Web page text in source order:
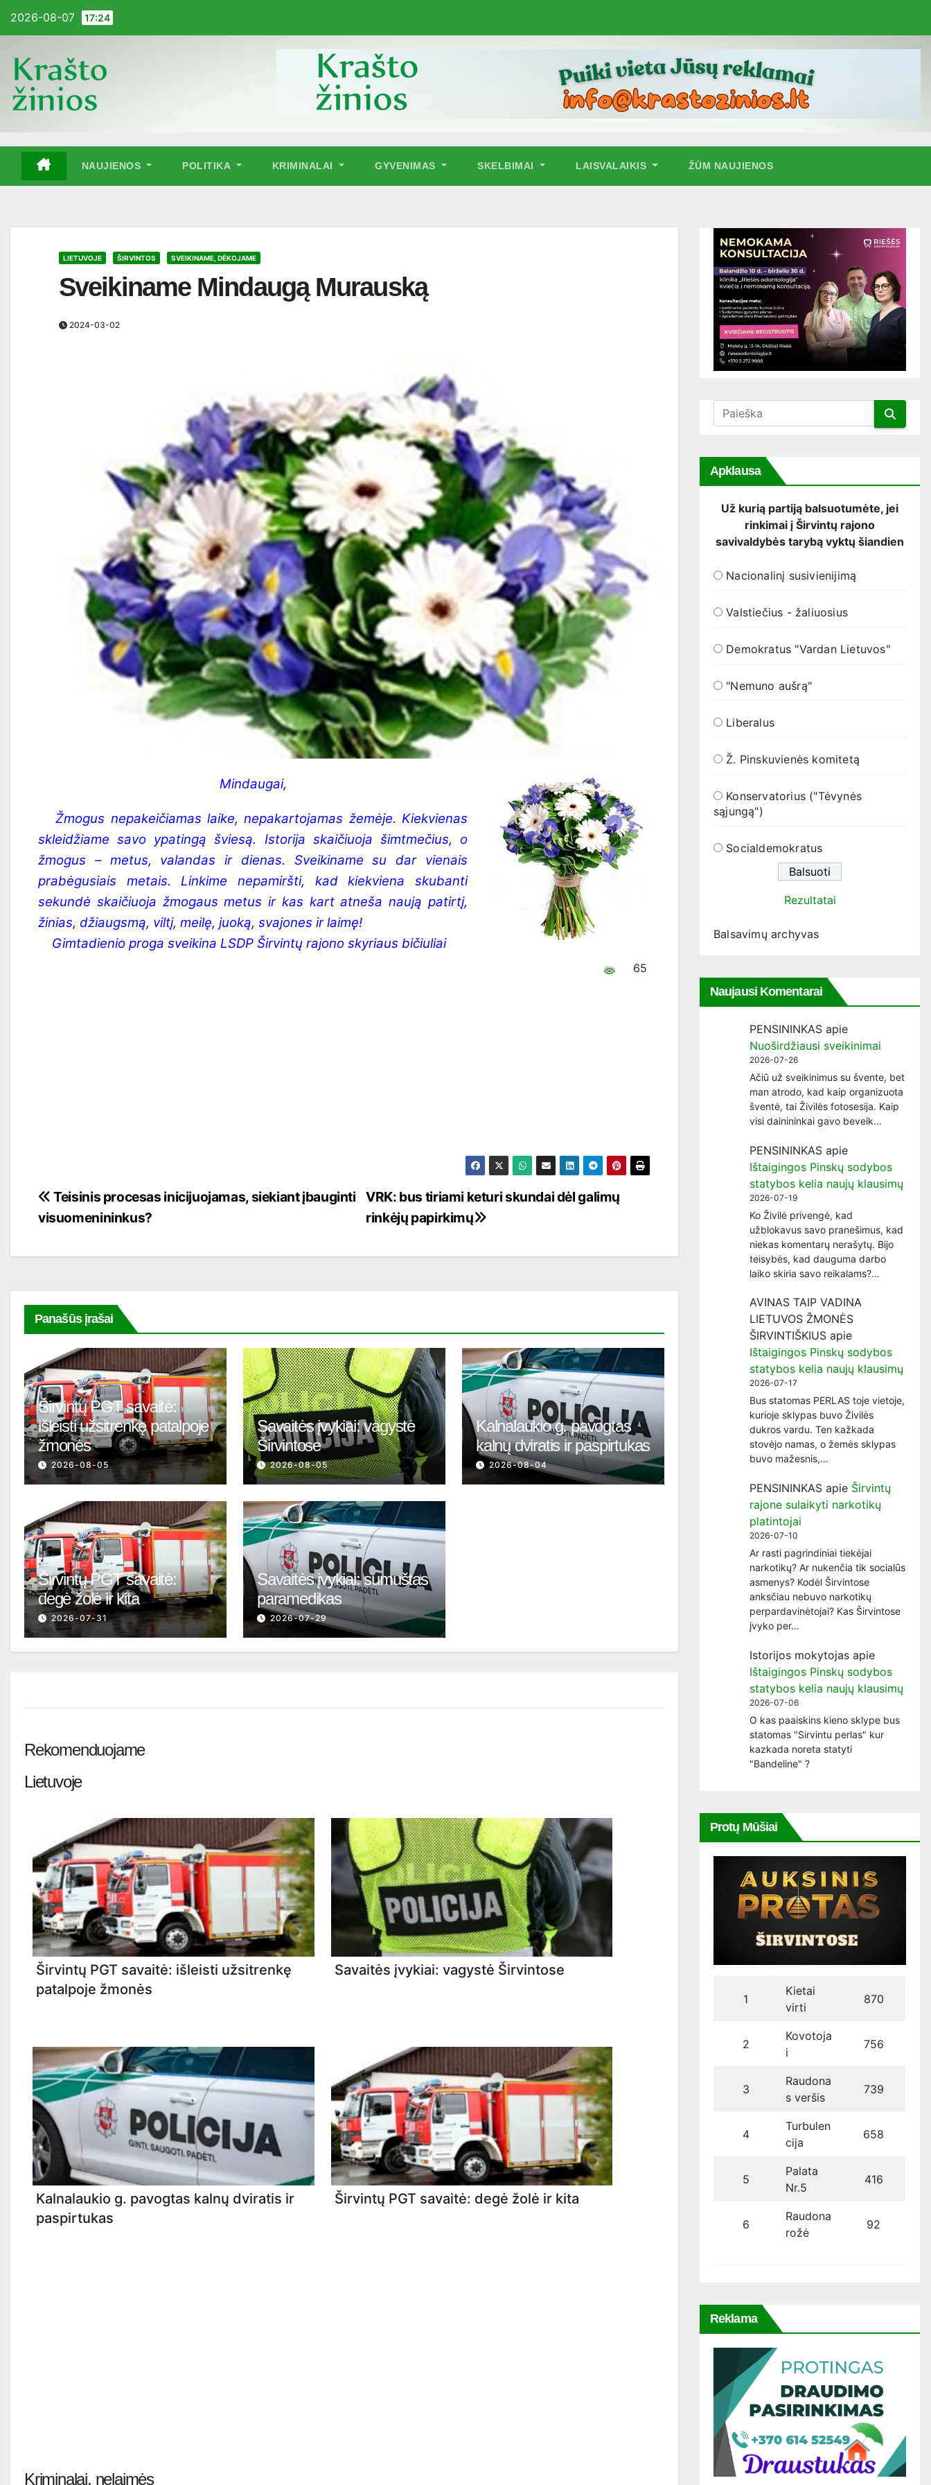
2026-08-07 17:24
NAUJIENOS POLITIKA KRIMINALAI GYVENIMAS SKELBIMAI LAISVALAIKIS ŽŪM NAUJIENOS
LIETUVOJE ŠIRVINTOS SVEIKINAME, DĖKOJAME
Sveikiname Mindaugą Murauską
2024-03-02
Mindaugai,
Žmogus nepakeičiamas laike, nepakartojamas žemėje. Kiekvienas
skleidžiame savo ypatingą šviesą. Istorija skaičiuoja šimtmečius, o
žmogus – metus, valandas ir dienas. Sveikiname su dar vienais
prabėgusiais metais. Linkime nepamiršti, kad kiekviena skubanti
sekundė skaičiuoja žmogaus metus ir kas kart atneša naują patirtį,
žinias, džiaugsmą, viltį, meilę, juoką, svajones ir laimę!
Gimtadienio proga sveikina LSDP Širvintų rajono skyriaus bičiuliai
65
Navigacija
tarp
įrašų
VRK: bus tiriami keturi skundai dėl galimų
rinkėjų papirkimų
Teisinis procesas inicijuojamas, siekiant įbauginti
visuomenininkus?
Panašūs įrašai
Širvintų PGT savaitė:
išleisti užsitrenkę patalpoje
žmonės
2026-08-05
Savaitės įvykiai: vagystė
Širvintose
2026-08-05
Kalnalaukio g. pavogtas
kalnų dviratis ir paspirtukas
2026-08-04
Širvintų PGT savaitė:
degė žolė ir kita
2026-07-31
Savaitės įvykiai: sumuštas
paramedikas
2026-07-29
Rekomenduojame
Lietuvoje
Širvintų PGT savaitė: išleisti užsitrenkę
patalpoje žmonės
Savaitės įvykiai: vagystė Širvintose
Kalnalaukio g. pavogtas kalnų dviratis ir
paspirtukas
Širvintų PGT savaitė: degė žolė ir kita
Kriminalai, nelaimės
Apklausa
Už kurią partiją balsuotumėte, jei
rinkimai į Širvintų rajono
savivaldybės tarybą vyktų šiandien
Nacionalinį susivienijimą
Valstiečius - žaliuosius
Demokratus "Vardan Lietuvos"
"Nemuno aušrą"
Liberalus
Ž. Pinskuvienės komitetą
Konservatorius ("Tėvynės
sąjungą")
Socialdemokratus
Rezultatai
Balsavimų archyvas
Naujausi Komentarai
PENSININKAS apie
Nuoširdžiausi sveikinimai
2026-07-26
Ačiū už sveikinimus su švente, bet
man atrodo, kad kaip organizuota
šventė, tai Živilės fotosesija. Kaip
visi dainininkai gavo beveik…
PENSININKAS apie
Ištaigingos Pinskų sodybos
statybos kelia naujų klausimų
2026-07-19
Ko Živilė privengė, kad
užblokavus savo pranešimus, kad
niekas komentarų nerašytų. Bijo
teisybės, kad dauguma darbo
laiko skiria savo reikalams?…
AVINAS TAIP VADINA
LIETUVOS ŽMONĖS
ŠIRVINTIŠKIUS apie
Ištaigingos Pinskų sodybos
statybos kelia naujų klausimų
2026-07-17
Bus statomas PERLAS toje vietoje,
kurioje sklypas buvo Živilės
dukros vardu. Ten kažkada
stovėjo namas, o žemės sklypas
buvo mažesnis,…
PENSININKAS apie Širvintų
rajone sulaikyti narkotikų
platintojai
2026-07-10
Ar rasti pagrindiniai tiekėjai
narkotikų? Ar nukenčia tik socialūs
asmenys? Kodėl Širvintose
anksčiau nebuvo narkotikų
perpardavinėtojai? Kas Širvintose
įvyko per…
Istorijos mokytojas apie
Ištaigingos Pinskų sodybos
statybos kelia naujų klausimų
2026-07-06
O kas paaiskins kieno sklype bus
statomas "Sirvintu perlas" kur
kazkada noreta statyti
"Bandeline" ?
Protų Mūšiai
1
Kietai
virti
870
2
Kovotoja
i
756
3
Raudona
s veršis
739
4
Turbulen
cija
658
5
Palata
Nr.5
416
6
Raudona
rožė
92
Reklama